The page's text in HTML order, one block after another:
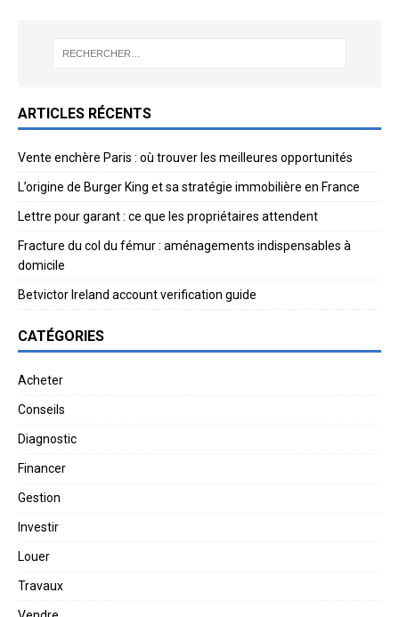
ARTICLES RÉCENTS
Vente enchère Paris : où trouver les meilleures opportunités
L’origine de Burger King et sa stratégie immobilière en France
Lettre pour garant : ce que les propriétaires attendent
Fracture du col du fémur : aménagements indispensables à
domicile
Betvictor Ireland account verification guide
CATÉGORIES
Acheter
Conseils
Diagnostic
Financer
Gestion
Investir
Louer
Travaux